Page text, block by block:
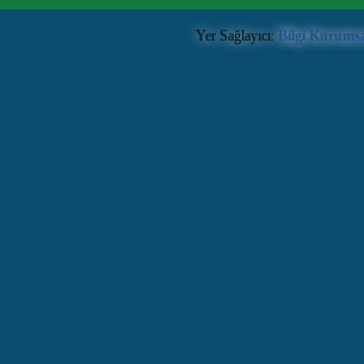
Yer Sağlayıcı: Bilgi